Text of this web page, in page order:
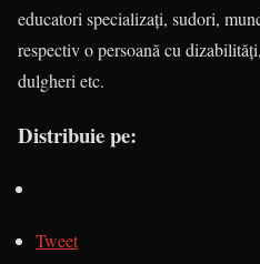
educatori specializați, sudori,
respectiv o persoană cu
dulgheri etc.
Distribuie pe:
Tweet